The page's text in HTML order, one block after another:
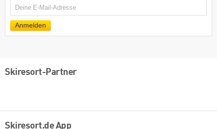
E-
Mail
Anmelden
Skiresort-Partner
Skiresort.de App